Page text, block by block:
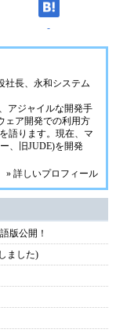
-
社長、永和システム
アジャイルな開発手
ェア開発での利用方
語ります。現在、マ
、旧JUDE)を開発
» 詳しいプロフィール
版公開！
ました)